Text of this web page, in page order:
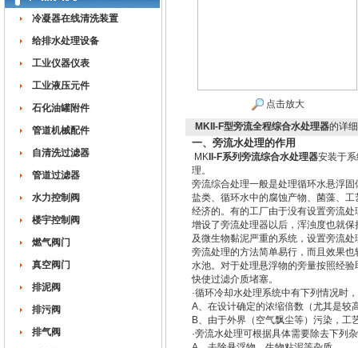
冷凝器在线清洗装置
给排水处理设备
工业仪器仪表
工业液压元件
石化油罐附件
管道机械配件
自清洗过滤器
管道过滤器
水力控制阀
楼宇控制阀
燃气阀门
真空阀门
排泥阀
排污阀
排气阀
点击放大
MKII-F型旁流全程综合水处理器的详
一、旁流水处理的作用
MKII-F系列旁流综合水处理器安装于
理。
旁流综合处理一般是处理循环水悬浮
盐类、循环水中的腐蚀产物、菌藻、
经济的。有的工厂由于没有设置旁流
增设了旁流处理器以后，浑浊度也就
及微生物黏泥严重的系统，设置旁流
旁流处理的方法简单易行，而且效果
水池。对于处理悬浮物的旁量按照经
快使过滤介质堵塞。
·循环冷却水处理系统中有下列情况时
A、在设计确定的浓缩倍数（尤其是较
B、由于外界（空气飘尘等）污染，工
·旁流水处理可根据具体需要除去下列